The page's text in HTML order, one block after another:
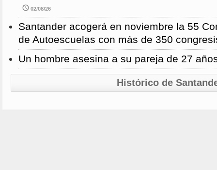
02/08/26
Santander acogerá en noviembre la 55
de Autoescuelas con más de 350
Un hombre asesina a su pareja de 27
Histórico de